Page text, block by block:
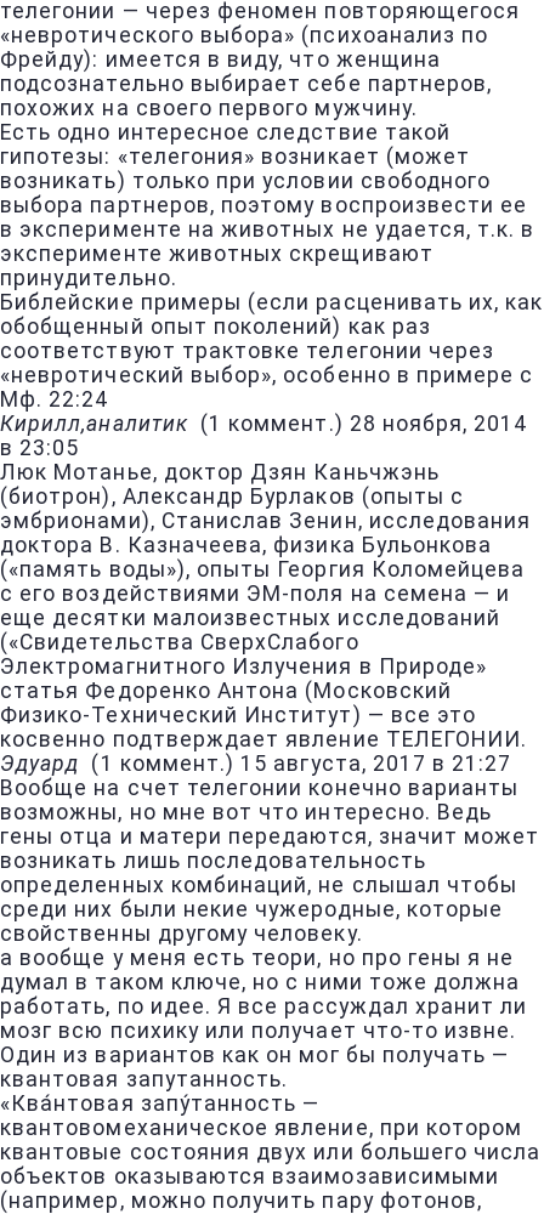
телегонии — через феномен повторяющегося
«невротического выбора» (психоанализ по
Фрейду): имеется в виду, что женщина
подсознательно выбирает себе партнеров,
похожих на своего первого мужчину.
Есть одно интересное следствие такой
гипотезы: «телегония» возникает (может
возникать) только при условии свободного
выбора партнеров, поэтому воспроизвести ее
в эксперименте на животных не удается, т.к. в
эксперименте животных скрещивают
принудительно.
Библейские примеры (если расценивать их, как
обобщенный опыт поколений) как раз
соответствуют трактовке телегонии через
«невротический выбор», особенно в примере с
Мф. 22:24
Кирилл,аналитик(1 коммент.) 28 ноября, 2014
в 23:05
Люк Мотанье, доктор Дзян Каньчжэнь
(биотрон), Александр Бурлаков (опыты с
эмбрионами), Станислав Зенин, исследования
доктора В. Казначеева, физика Бульонкова
(«память воды»), опыты Георгия Коломейцева
с его воздействиями ЭМ-поля на семена — и
еще десятки малоизвестных исследований
(«Свидетельства СверхСлабого
Электромагнитного Излучения в Природе»
статья Федоренко Антона (Московский
Физико-Технический Институт) — все это
косвенно подтверждает явление ТЕЛЕГОНИИ.
Эдуард ( 1 коммент.) 15 августа, 2017 в 21:27
Вообще на счет телегонии конечно варианты
возможны, но мне вот что интересно. Ведь
гены отца и матери передаются, значит может
возникать лишь последовательность
определенных комбинаций, не слышал чтобы
среди них были некие чужеродные, которые
свойственны другому человеку.
а вообще у меня есть теори, но про гены я не
думал в таком ключе, но с ними тоже должна
работать, по идее. Я все рассуждал хранит ли
мозг всю психику или получает что-то извне.
Один из вариантов как он мог бы получать —
квантовая запутанность.
«Ква́нтовая запу́танность —
квантовомеханическое явление, при котором
квантовые состояния двух или большего числа
объектов оказываются взаимозависимыми
(например, можно получить пару фотонов,